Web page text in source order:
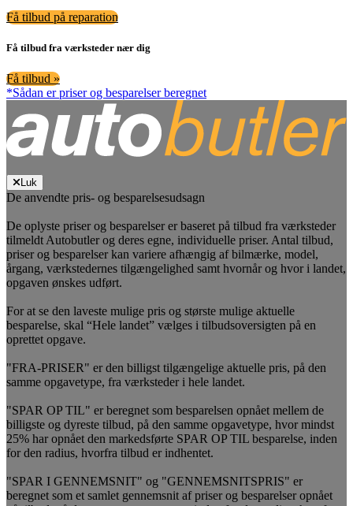
Få tilbud på reparation
Få tilbud fra værksteder nær dig
Få tilbud »
*Sådan er priser og besparelser beregnet
Luk
De anvendte pris- og besparelsesudsagn
De oplyste priser og besparelser er baseret på tilbud fra værksteder
tilmeldt Autobutler og deres egne, individuelle priser. Antal tilbud,
priser og besparelser kan variere afhængig af bilmærke, model,
årgang, værkstedernes tilgængelighed samt hvornår og hvor i landet,
opgaven ønskes udført.
For at se den laveste mulige pris og største mulige aktuelle
besparelse, skal “Hele landet” vælges i tilbudsoversigten på en
oprettet opgave.
"FRA-PRISER" er den billigst tilgængelige aktuelle pris, på den
samme opgavetype, fra værksteder i hele landet.
"SPAR OP TIL" er beregnet som besparelsen opnået mellem de
billigste og dyreste tilbud, på den samme opgavetype, hvor mindst
25% har opnået den markedsførte SPAR OP TIL besparelse, inden
for den radius, hvorfra tilbud er indhentet.
"SPAR I GENNEMSNIT" og "GENNEMSNITSPRIS" er
beregnet som et samlet gennemsnit af priser og besparelser opnået